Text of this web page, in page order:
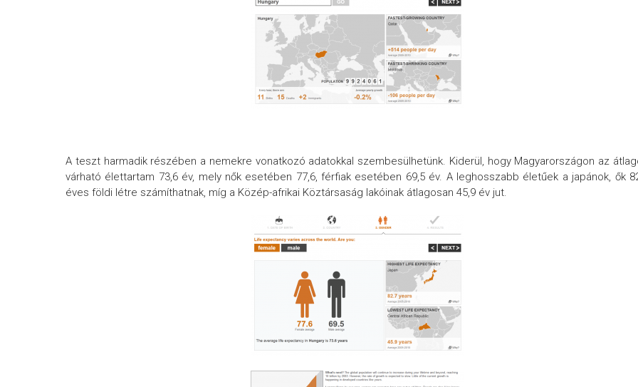
A teszt harmadik részében a nemekre vonatkozó adatokkal szembesülhetünk. Kiderül, hogy Magyarországon az
várható élettartam 73,6 év, mely nők esetében 77,6, férfiak esetében 69,5 év. A leghosszabb életűek a japánok, ők
éves földi létre számíthatnak, míg a Közép-afrikai Köztársaság lakóinak átlagosan 45,9 év jut.